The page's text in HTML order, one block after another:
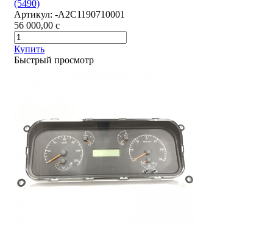
(5490)
Артикул: -А2С1190710001
56 000,00 c
Купить
Быстрый просмотр